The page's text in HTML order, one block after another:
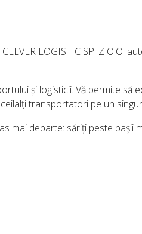
LOGISTIC SP. Z O.O.
și logisticii. Vă permite să
ceilalți transportatori pe un
mai departe: săriți peste pașii